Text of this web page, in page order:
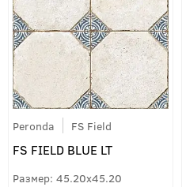
Peronda FS Field
FS FIELD BLUE LT
45.20x45.20